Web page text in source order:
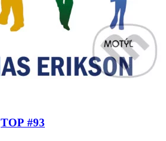
TOP #93